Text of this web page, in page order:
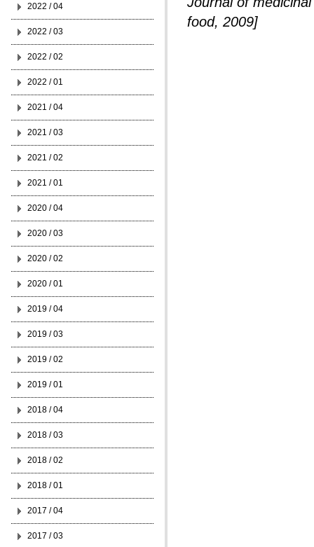
food, 2009]
2022 / 04
2022 / 03
2022 / 02
2022 / 01
2021 / 04
2021 / 03
2021 / 02
2021 / 01
2020 / 04
2020 / 03
2020 / 02
2020 / 01
2019 / 04
2019 / 03
2019 / 02
2019 / 01
2018 / 04
2018 / 03
2018 / 02
2018 / 01
2017 / 04
2017 / 03